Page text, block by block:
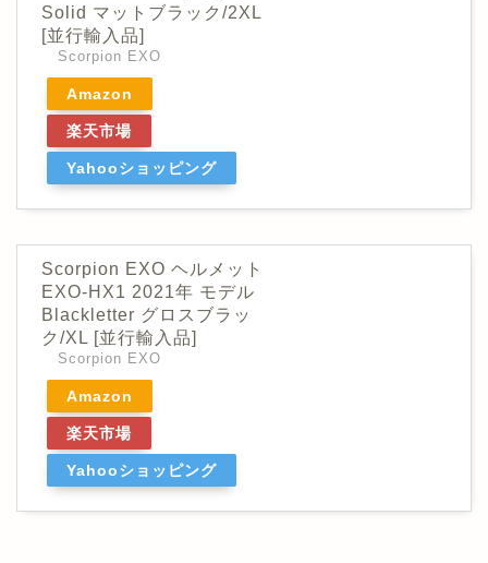
Solid マットブラック/2XL
[並行輸入品]
Scorpion EXO
Amazon
楽天市場
Yahooショッピング
Scorpion EXO ヘルメット
EXO-HX1 2021年 モデル
Blackletter グロスブラッ
ク/XL [並行輸入品]
Scorpion EXO
Amazon
楽天市場
Yahooショッピング